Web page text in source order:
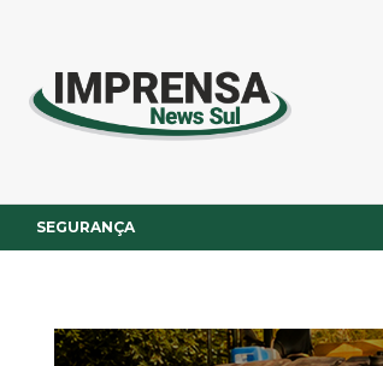
SEGURANÇA